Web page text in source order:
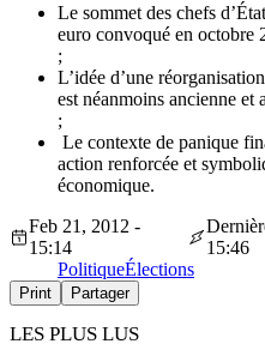
Le sommet des chefs
euro convoqué en octobre
;
L’idée d’une
est néanmoins ancienne et
;
Le contexte de panique
action renforcée et
économique.
Feb 21, 2012 -
15:14
15:46
PolitiqueÉlections
Print Partager
LES PLUS LUS